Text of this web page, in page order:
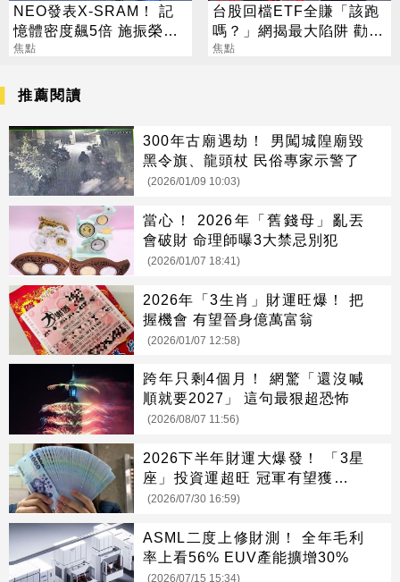
NEO發表X-SRAM！ 記
憶體密度飆5倍 施振榮：
半導體迎新革命
焦點
台股回檔ETF全賺「該跑
嗎？」網揭最大陷阱 勸調
節1類股
焦點
推薦閱讀
300年古廟遇劫！ 男闖城隍廟毀
黑令旗、龍頭杖 民俗專家示警了
(2026/01/09 10:03)
當心！ 2026年「舊錢母」亂丟
會破財 命理師曝3大禁忌別犯
(2026/01/07 18:41)
2026年「3生肖」財運旺爆！ 把
握機會 有望晉身億萬富翁
(2026/01/07 12:58)
跨年只剩4個月！ 網驚「還沒喊
順就要2027」 這句最狠超恐怖
(2026/08/07 11:56)
2026下半年財運大爆發！ 「3星
座」投資運超旺 冠軍有望獲利但
別當沖
(2026/07/30 16:59)
ASML二度上修財測！ 全年毛利
率上看56% EUV產能擴增30%
(2026/07/15 15:34)